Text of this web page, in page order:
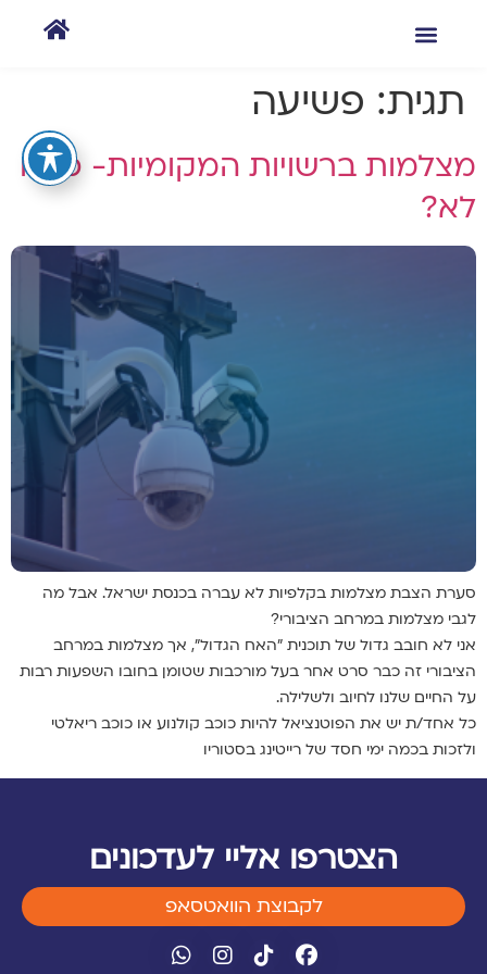
תגית: פשיעה
מצלמות ברשויות המקומיות- כן או
לא?
סערת הצבת מצלמות בקלפיות לא עברה בכנסת ישראל. אבל מה
לגבי מצלמות במרחב הציבורי?
אני לא חובב גדול של תוכנית "האח הגדול", אך מצלמות במרחב
הציבורי זה כבר סרט אחר בעל מורכבות שטומן בחובו השפעות רבות
על החיים שלנו לחיוב ולשלילה.
כל אחד/ת יש את הפוטנציאל להיות כוכב קולנוע או כוכב ריאלטי
ולזכות בכמה ימי חסד של רייטינג בסטוריו
הצטרפו אליי לעדכונים
לקבוצת הוואטסאפ